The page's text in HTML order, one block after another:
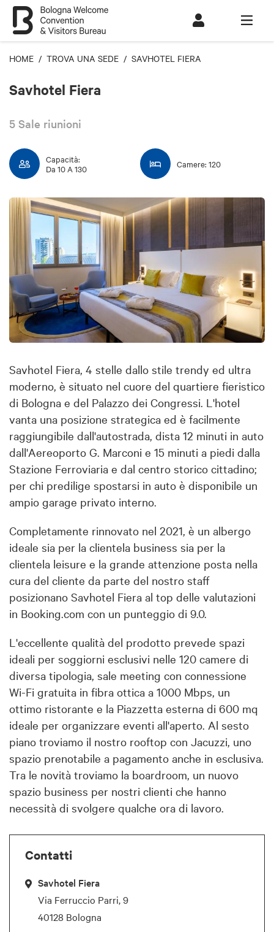
HOME / TROVA UNA SEDE / SAVHOTEL FIERA
Savhotel Fiera
5 Sale riunioni
Capacità:
Da 10 A 130
Camere: 120
Savhotel Fiera, 4 stelle dallo stile trendy ed ultra
moderno, è situato nel cuore del quartiere fieristico
di Bologna e del Palazzo dei Congressi. L'hotel
vanta una posizione strategica ed è facilmente
raggiungibile dall'autostrada, dista 12 minuti in auto
dall'Aereoporto G. Marconi e 15 minuti a piedi dalla
Stazione Ferroviaria e dal centro storico cittadino;
per chi predilige spostarsi in auto è disponibile un
ampio garage privato interno.
Completamente rinnovato nel 2021, è un albergo
ideale sia per la clientela business sia per la
clientela leisure e la grande attenzione posta nella
cura del cliente da parte del nostro staff
posizionano Savhotel Fiera al top delle valutazioni
in Booking.com con un punteggio di 9.0.
L'eccellente qualità del prodotto prevede spazi
ideali per soggiorni esclusivi nelle 120 camere di
diversa tipologia, sale meeting con connessione
Wi-Fi gratuita in fibra ottica a 1000 Mbps, un
ottimo ristorante e la Piazzetta esterna di 600 mq
ideale per organizzare eventi all'aperto. Al sesto
piano troviamo il nostro rooftop con Jacuzzi, uno
spazio prenotabile a pagamento anche in esclusiva.
Tra le novità troviamo la boardroom, un nuovo
spazio business per nostri clienti che hanno
necessità di svolgere qualche ora di lavoro.
Contatti
Savhotel Fiera
Via Ferruccio Parri, 9
40128 Bologna